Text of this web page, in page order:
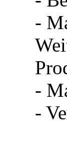
-
-
-